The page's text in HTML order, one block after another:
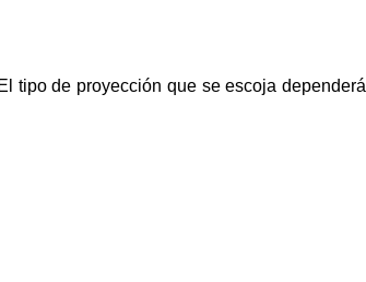
tipo de proyección que se escoja dependerá